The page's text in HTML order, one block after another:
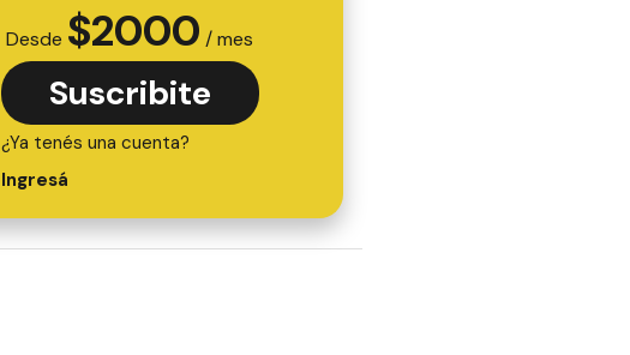
Desde $2000 / mes
Suscribite
¿Ya tenés una cuenta?
Ingresá